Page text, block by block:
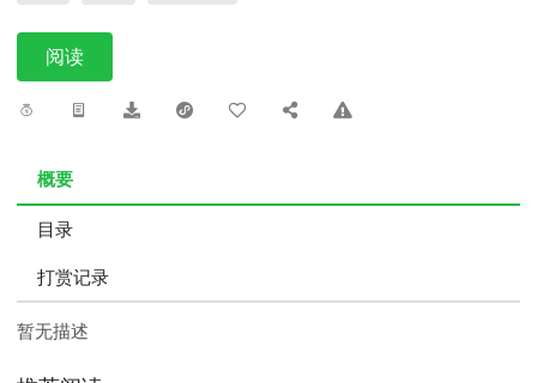
阅读
概要
目录
打赏记录
暂无描述